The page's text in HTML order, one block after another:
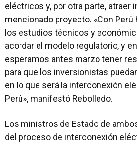
eléctricos y, por otra parte, atraer
mencionado proyecto. «Con Perú
los estudios técnicos y
acordar el modelo regulatorio, y
esperamos antes marzo tener
para que los inversionistas
en lo que será la interconexión
Perú», manifestó Rebolledo.
Los ministros de Estado de
del proceso de interconexión